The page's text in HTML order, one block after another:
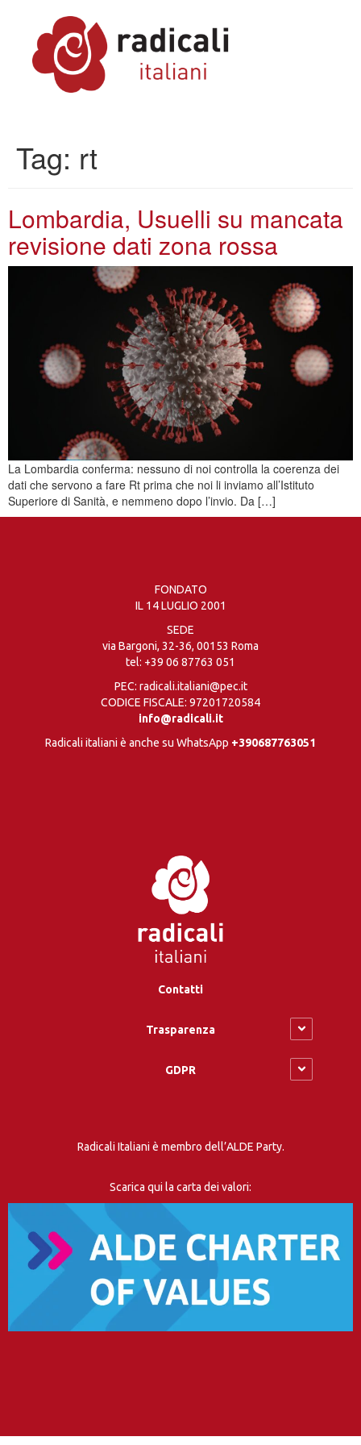
Tag: rt
Lombardia, Usuelli su mancata
revisione dati zona rossa
La Lombardia conferma: nessuno di noi controlla la coerenza dei
dati che servono a fare Rt prima che noi li inviamo all’Istituto
Superiore di Sanità, e nemmeno dopo l’invio. Da […]
FONDATO
IL 14 LUGLIO 2001
SEDE
via Bargoni, 32-36, 00153 Roma
tel: +39 06 87763 051
PEC: radicali.italiani@pec.it
CODICE FISCALE: 97201720584
info@radicali.it
Radicali italiani è anche su WhatsApp +390687763051
Contatti
Trasparenza
GDPR
Radicali Italiani è membro dell’ALDE Party.
Scarica qui la carta dei valori: